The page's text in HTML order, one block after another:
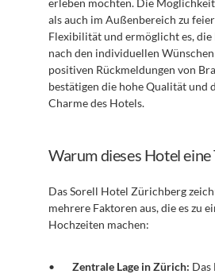
erleben möchten. Die
als auch im Außenbereich zu
Flexibilität und ermöglicht es, die
nach den individuellen
positiven Rückmeldungen von
bestätigen die hohe Qualität und
Charme des Hotels.
Warum dieses Hotel
Das Sorell Hotel Zürichberg
mehrere Faktoren aus, die es zu
Hochzeiten machen:
Zentrale Lage in Zürich: